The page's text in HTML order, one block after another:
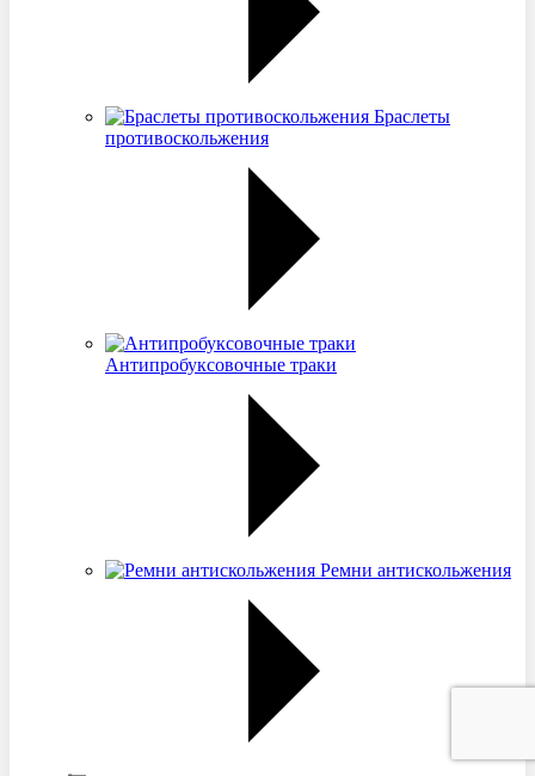
Браслеты
противоскольжения
Антипробуксовочные траки
Ремни антискольжения